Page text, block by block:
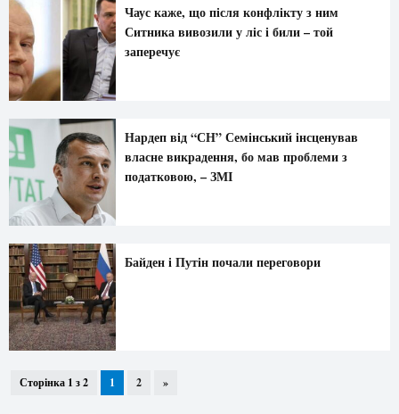
Чаус каже, що після конфлікту з ним
Ситника вивозили у ліс і били – той
заперечує
Нардеп від “СН” Семінський інсценував
власне викрадення, бо мав проблеми з
податковою, – ЗМІ
Байден і Путін почали переговори
Сторінка 1 з 2 1 2 »